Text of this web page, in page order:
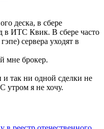
деска, в сбере
в ИТС Квик. В сбере часто
сервера уходят в
мне брокер.
так ни одной сделки не
утром я не хочу.